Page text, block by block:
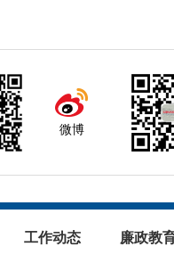
微博
工作动态 廉政教